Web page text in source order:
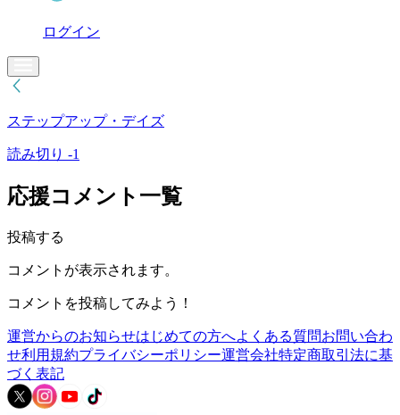
ログイン
ステップアップ・デイズ
読み切り -1
応援コメント一覧
投稿する
コメントが表示されます。
コメントを投稿してみよう！
運営からのお知らせはじめての方へよくある質問お問い合わ
せ利用規約プライバシーポリシー運営会社特定商取引法に基
づく表記